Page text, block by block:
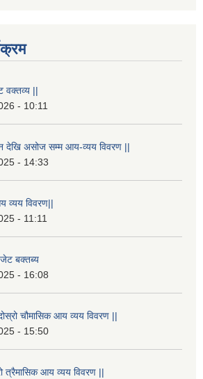
||
- 10:11
असोज सम्म आय-व्यय विवरण ||
- 14:33
विवरण||
- 11:11
बक्तब्य
- 16:08
चौमासिक आय व्यय विवरण ||
- 15:50
आय व्यय विवरण ||